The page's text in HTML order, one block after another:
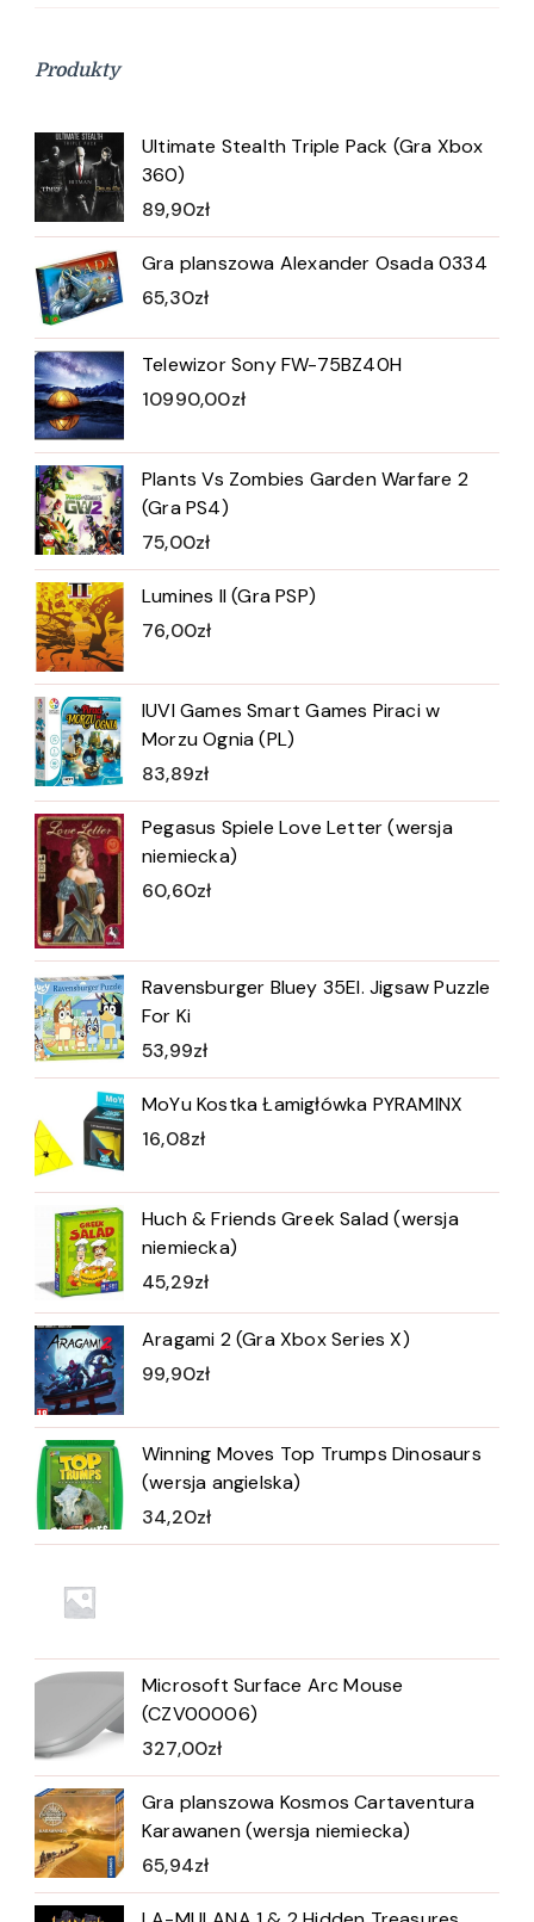
Produkty
Ultimate Stealth Triple Pack (Gra Xbox
360)
89,90zł
Gra planszowa Alexander Osada 0334
65,30zł
Telewizor Sony FW-75BZ40H
10990,00zł
Plants Vs Zombies Garden Warfare 2
(Gra PS4)
75,00zł
Lumines II (Gra PSP)
76,00zł
IUVI Games Smart Games Piraci w
Morzu Ognia (PL)
83,89zł
Pegasus Spiele Love Letter (wersja
niemiecka)
60,60zł
Ravensburger Bluey 35El. Jigsaw Puzzle
For Ki
53,99zł
MoYu Kostka Łamigłówka PYRAMINX
16,08zł
Huch & Friends Greek Salad (wersja
niemiecka)
45,29zł
Aragami 2 (Gra Xbox Series X)
99,90zł
Winning Moves Top Trumps Dinosaurs
(wersja angielska)
34,20zł
Microsoft Surface Arc Mouse
(CZV00006)
327,00zł
Gra planszowa Kosmos Cartaventura
Karawanen (wersja niemiecka)
65,94zł